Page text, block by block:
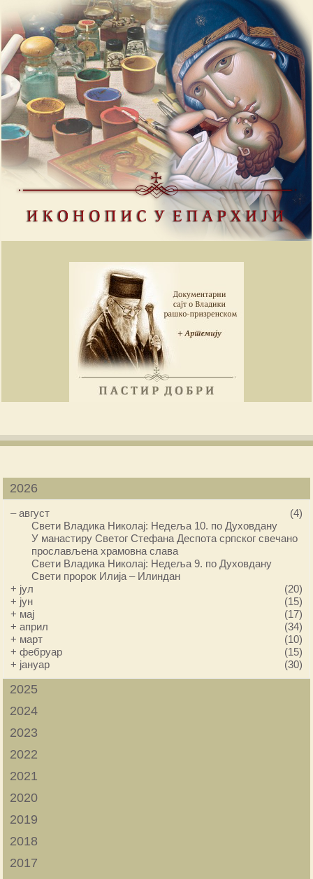
2026
–август
(4)
Свети Владика Николај: Недеља 10. по Духовдану
У манастиру Светог Стефана Деспота српског свечано
прослављена храмовна слава
Свети Владика Николај: Недеља 9. по Духовдану
Свети пророк Илија – Илиндан
+ јул
(20)
+ јун
(15)
+ мај
(17)
+април
(34)
+ март
(10)
+фебруар
(15)
+ јануар (30)
2025
2024
2023
2022
2021
2020
2019
2018
2017